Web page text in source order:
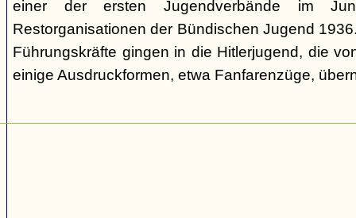
einer der ersten Jugendverbände im
Restorganisationen der Bündischen Jugend
Führungskräfte gingen in die Hitlerjugend, die
einige Ausdruckformen, etwa Fanfarenzüge,